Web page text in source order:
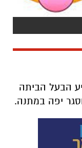
מגיע הבעל הביתה
יפה במתנה.